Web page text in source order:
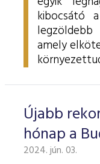
kibocsátó
amely
Újabb
hónap a
2024. jún. 03.